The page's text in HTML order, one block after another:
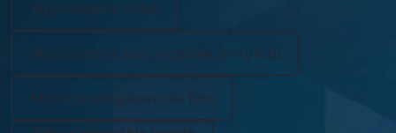
Meble przemysłowe dla firm